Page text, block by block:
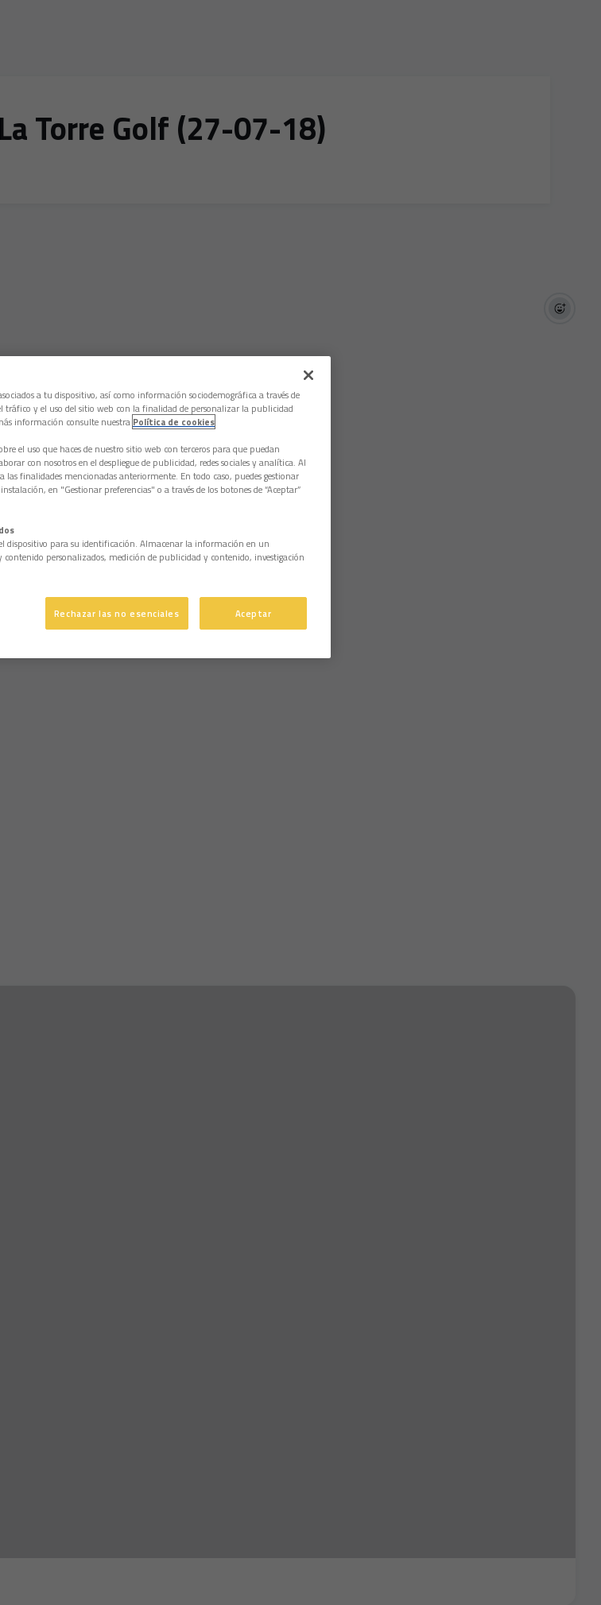
Torre Golf (27-07-18)
a tu dispositivo, así como información sociodemográfica a través de
tráfico y el uso del sitio web con la finalidad de personalizar la publicidad
información consulte nuestra Política de cookies
el uso que haces de nuestro sitio web con terceros para que puedan
con nosotros en el despliegue de publicidad, redes sociales y analítica. Al
las finalidades mencionadas anteriormente. En todo caso, puedes gestionar
en "Gestionar preferencias" o a través de los botones de “Aceptar”
dispositivo para su identificación. Almacenar la información en un
personalizados, medición de publicidad y contenido, investigación
Rechazar las no esenciales Aceptar